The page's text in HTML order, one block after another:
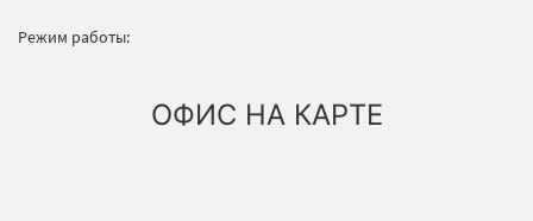
Режим работы:
ОФИС НА КАРТЕ